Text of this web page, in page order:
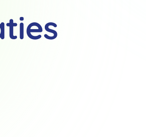
te personaliseren, om functies
van hun services.